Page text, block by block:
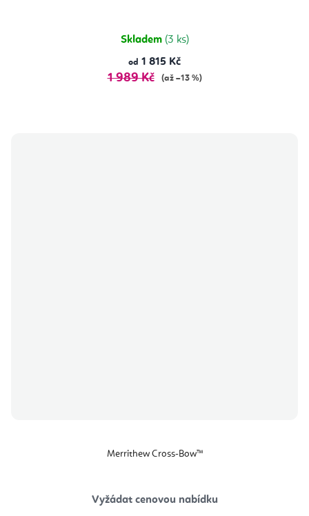
Skladem (3 ks)
od 1 815 Kč
1 989 Kč (až –13 %)
Merrithew Cross-Bow™
Vyžádat cenovou nabídku